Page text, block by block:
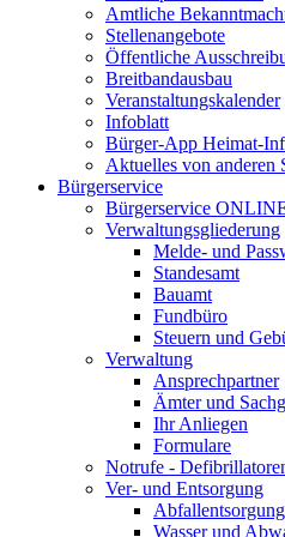
Amtliche
Stellenangebote
Öffentliche
Breitbandausbau
Veranstaltungskalender
Infoblatt
Bürger-App Heimat-
Aktuelles von anderen
Bürgerservice
Bürgerservice
Verwaltungsgliederung
Melde- und
Standesamt
Bauamt
Fundbüro
Steuern und
Verwaltung
Ansprechpartner
Ämter und
Ihr Anliegen
Formulare
Notrufe -
Ver- und Entsorgung
Abfallentsorgung
Wasser und